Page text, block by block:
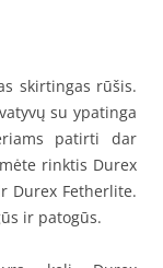
skirtingas rūšis.
su ypatinga
patirti dar
rinktis Durex
Durex Fetherlite.
ir patogūs.